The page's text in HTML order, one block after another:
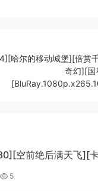
哈尔的移动城堡][倍赏
奇幻][国
空前绝后满天飞][卡
吉斯][喜剧][简繁英
5